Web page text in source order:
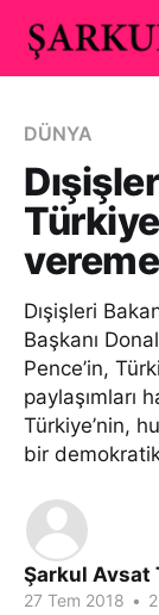
DÜNYA
Dışişleri
Başkanı
Pence’in,
paylaşımları
Türkiye’nin,
bir
Şarkul Avsat
27 Tem 2018 •